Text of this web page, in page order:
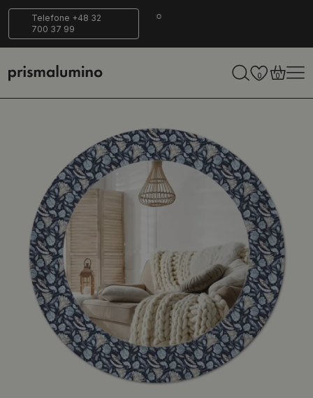
Telefone +48 32
700 37 99
14 dias para
retornar
Entrega
segura
0 0